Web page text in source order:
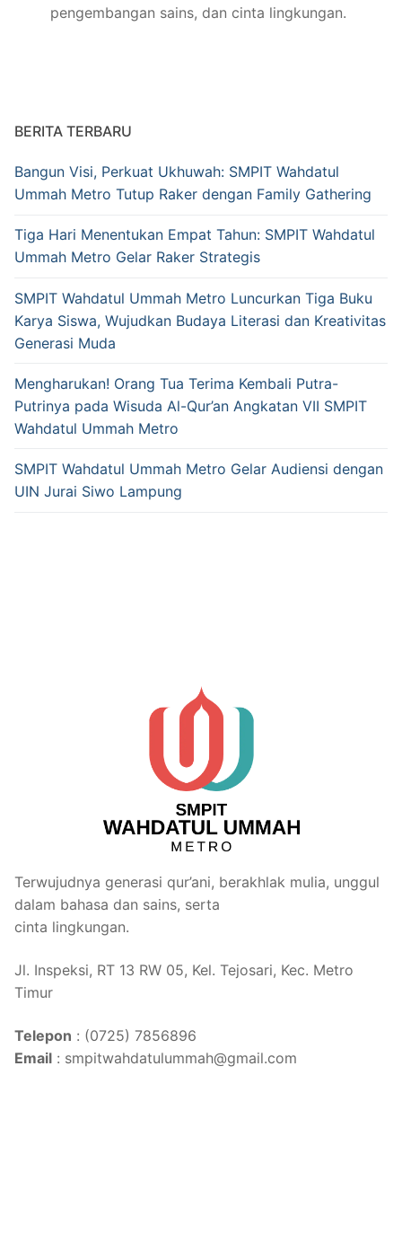
pengembangan sains, dan cinta lingkungan.
BERITA TERBARU
Bangun Visi, Perkuat Ukhuwah: SMPIT Wahdatul
Ummah Metro Tutup Raker dengan Family Gathering
Tiga Hari Menentukan Empat Tahun: SMPIT Wahdatul
Ummah Metro Gelar Raker Strategis
SMPIT Wahdatul Ummah Metro Luncurkan Tiga Buku
Karya Siswa, Wujudkan Budaya Literasi dan Kreativitas
Generasi Muda
Mengharukan! Orang Tua Terima Kembali Putra-
Putrinya pada Wisuda Al-Qur’an Angkatan VII SMPIT
Wahdatul Ummah Metro
SMPIT Wahdatul Ummah Metro Gelar Audiensi dengan
UIN Jurai Siwo Lampung
Terwujudnya generasi qur’ani, berakhlak mulia, unggul
dalam bahasa dan sains, serta
cinta lingkungan.
Jl. Inspeksi, RT 13 RW 05, Kel. Tejosari, Kec. Metro
Timur
Telepon : (0725) 7856896
Email : smpitwahdatulummah@gmail.com